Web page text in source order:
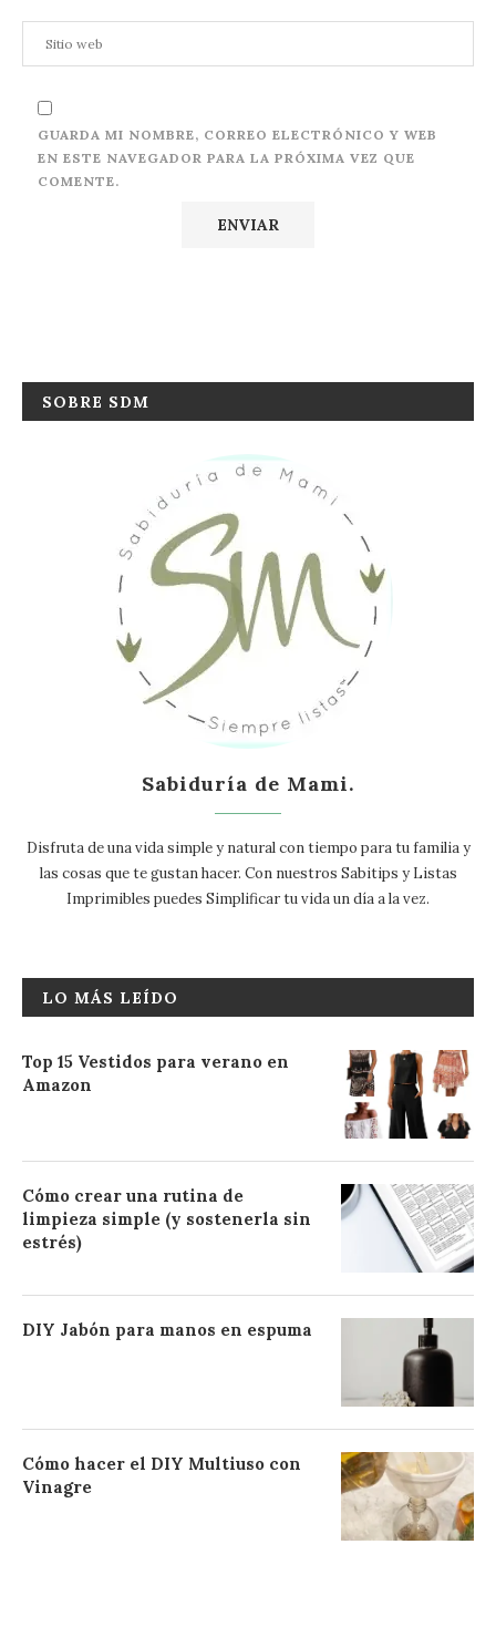
GUARDA MI NOMBRE, CORREO ELECTRÓNICO Y WEB
EN ESTE NAVEGADOR PARA LA PRÓXIMA VEZ QUE
COMENTE.
SOBRE SDM
Sabiduría de Mami.
Disfruta de una vida simple y natural con tiempo para tu familia y
las cosas que te gustan hacer. Con nuestros Sabitips y Listas
Imprimibles puedes Simplificar tu vida un día a la vez.
LO MÁS LEÍDO
Top 15 Vestidos para verano en
Amazon
Cómo crear una rutina de
limpieza simple (y sostenerla sin
estrés)
DIY Jabón para manos en espuma
Cómo hacer el DIY Multiuso con
Vinagre